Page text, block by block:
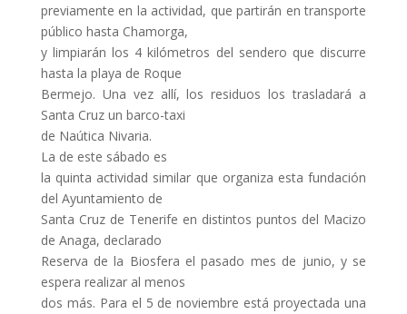
previamente en la actividad, que partirán en transporte
público hasta Chamorga,
y limpiarán los 4 kilómetros del sendero que discurre
hasta la playa de Roque
Bermejo. Una vez allí, los residuos los trasladará a
Santa Cruz un barco-taxi
de Naútica Nivaria.
La de este sábado es
la quinta actividad similar que organiza esta fundación
del Ayuntamiento de
Santa Cruz de Tenerife en distintos puntos del Macizo
de Anaga, declarado
Reserva de la Biosfera el pasado mes de junio, y se
espera realizar al menos
dos más. Para el 5 de noviembre está proyectada una